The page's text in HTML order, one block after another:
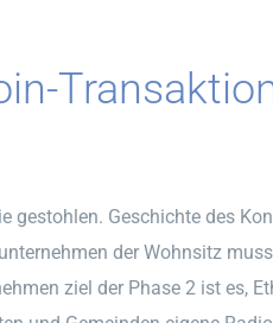
gestohlen. Geschichte des
der Wohnsitz
ziel der Phase 2 ist es,